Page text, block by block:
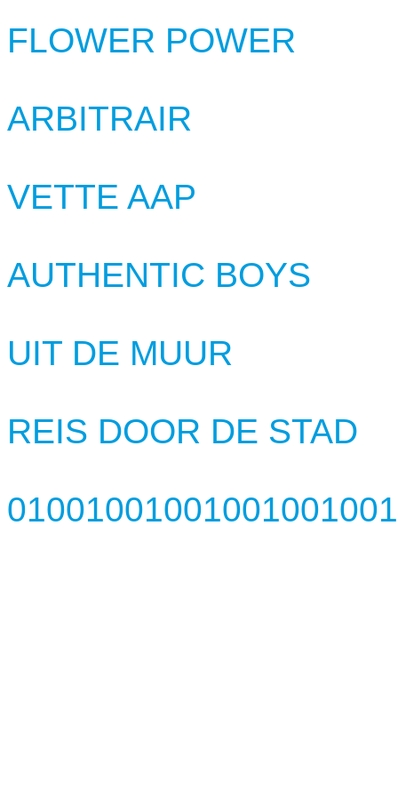
FLOWER POWER
ARBITRAIR
VETTE AAP
AUTHENTIC BOYS
UIT DE MUUR
REIS DOOR DE STAD